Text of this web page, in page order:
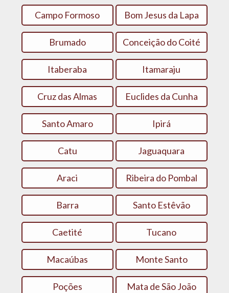
Campo Formoso Bom Jesus da Lapa
Brumado Conceição do Coité
Itaberaba Itamaraju
Cruz das Almas Euclides da Cunha
Santo Amaro Ipirá
Catu Jaguaquara
Araci Ribeira do Pombal
Barra Santo Estêvão
Caetité Tucano
Macaúbas Monte Santo
Poções Mata de São João